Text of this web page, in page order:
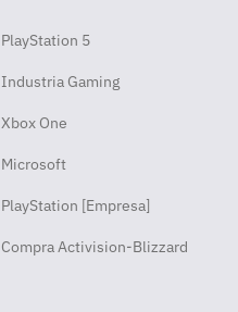
PlayStation 5
Industria Gaming
Xbox One
Microsoft
PlayStation [Empresa]
Compra Activision-Blizzard